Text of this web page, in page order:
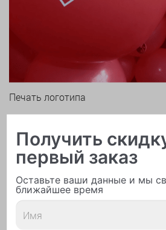
Печать логотипа
Арки и гирлянды из шаров
Получить
первый заказ
Оставьте ваши данные и мы
ближайшее время